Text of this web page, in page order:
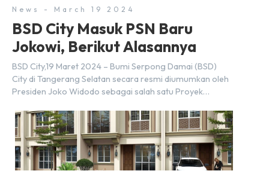
News - March 19 2024
BSD City Masuk PSN Baru
Jokowi, Berikut Alasannya
BSD City,19 Maret 2024 – Bumi Serpong Damai (BSD)
City di Tangerang Selatan secara resmi diumumkan oleh
Presiden Joko Widodo sebagai salah satu Proyek
dibuat oleh Menteri Koordinator Bidang Perekonomian,
Airlangga Hartarto, setelah Rapat Terbatas (ratas)
bersama Jokowi di Istana Kepresidenan pada hari Senin,
18 Maret 2024. Selain […]